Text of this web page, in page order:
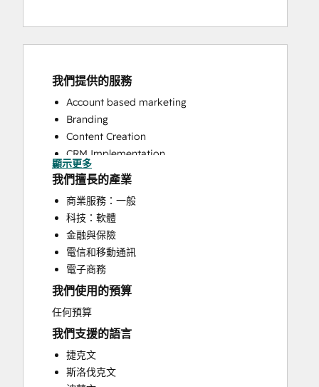
我們提供的服務
Account based marketing
Branding
Content Creation
CRM Implementation
CRM Migration
Customer Marketing
Email Marketing
Full Inbound Marketing Services
Help Desk Implementation
HubSpot Onboarding
Paid Advertising
Sales and Marketing Alignment
Search Engine Optimization
Social Media
Website Design
Website Development
Website Migration
顯示更多
我們擅長的產業
商業服務：一般
科技：軟體
金融與保險
電信和移動通訊
電子商務
我們使用的預算
任何預算
我們支援的語言
捷克文
斯洛伐克文